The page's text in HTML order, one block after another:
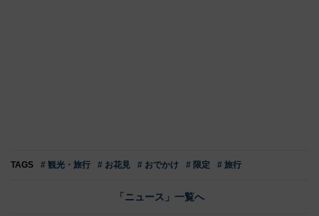
TAGS # 観光・旅行 # お花見 # おでかけ # 限定 # 旅行
「ニュース」一覧へ